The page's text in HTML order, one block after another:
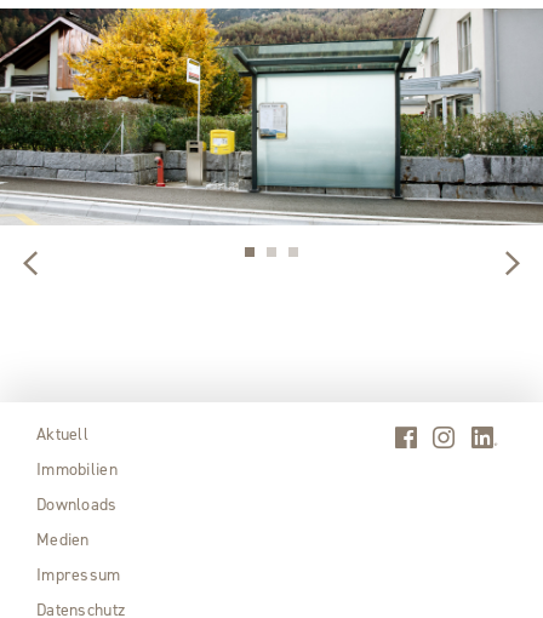
Aktuell
Immobilien
Downloads
Medien
Impressum
Datenschutz